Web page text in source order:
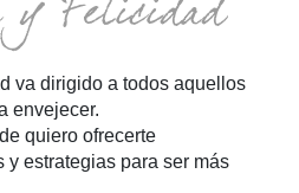
va dirigido a todos aquellos
envejecer.
quiero ofrecerte
y estrategias para ser más